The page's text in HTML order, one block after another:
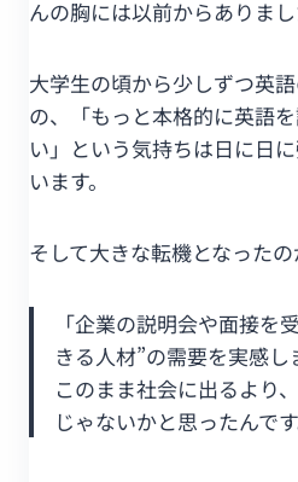
んの胸には以前からありまし
大学生の頃から少しずつ英
の、「もっと本格的に英語
い」という気持ちは日に日
います。
そして大きな転機となったの
「企業の説明会や面接を
きる人材”の需要を実感し
このまま社会に出るより
じゃないかと思ったんです